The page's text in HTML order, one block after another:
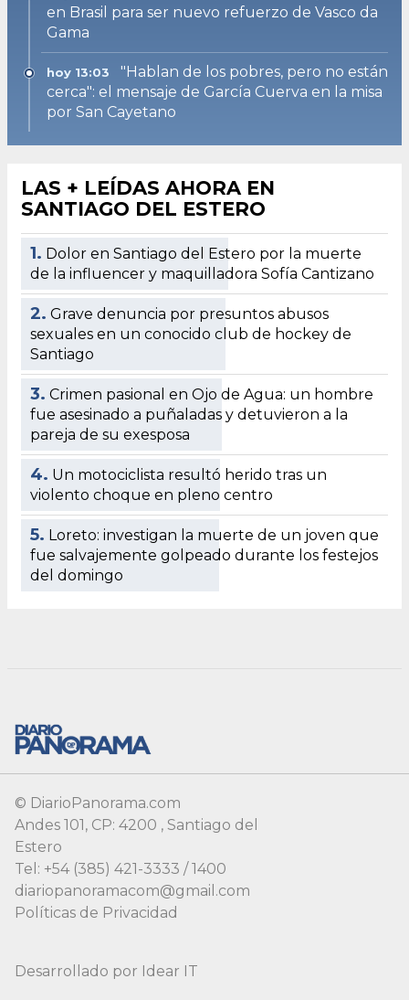
© DiarioPanorama.com
Andes 101, CP: 4200 , Santiago del
Estero
Tel: +54 (385) 421-3333 / 1400
diariopanoramacom@gmail.com
Políticas de Privacidad
Desarrollado por Idear IT